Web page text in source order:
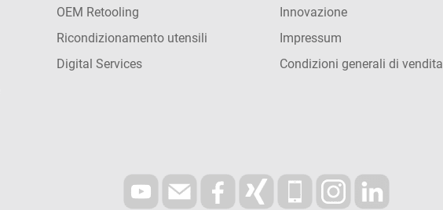
OEM Retooling
Ricondizionamento utensili
Digital Services
Innovazione
Impressum
Condizioni generali di vendita